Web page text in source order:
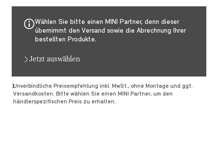
Wählen Sie bitte einen MINI Partner, denn dieser
übernimmt den Versand sowie die Abrechnung Ihrer
bestellten Produkte.
Jetzt auswählen
Fußnoten
Fußnote 1
Unverbindliche Preisempfehlung inkl. MwSt., ohne Montage und ggf.
Versandkosten. Bitte wählen Sie einen MINI Partner, um den
händlerspezifischen Preis zu erhalten.
1